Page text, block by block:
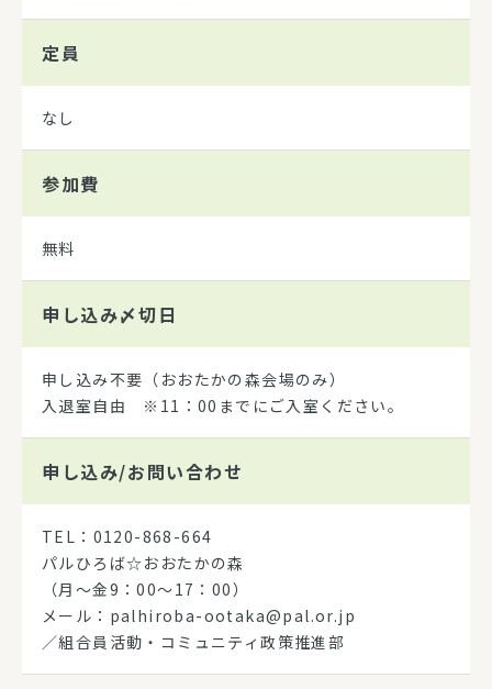
定員
なし
参加費
無料
申し込み〆切日
申し込み不要（おおたかの森会場のみ）
入退室自由 ※11：00までにご入室ください。
申し込み/お問い合わせ
TEL：0120-868-664
パルひろば☆おおたかの森
（月～金9：00～17：00）
メール：palhiroba-ootaka@pal.or.jp
／組合員活動・コミュニティ政策推進部